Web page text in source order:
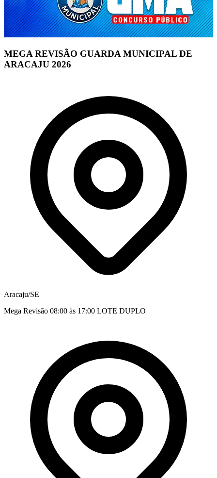
MEGA REVISÃO GUARDA MUNICIPAL DE
ARACAJU 2026
Aracaju/SE
Mega Revisão 08:00 às 17:00 LOTE DUPLO